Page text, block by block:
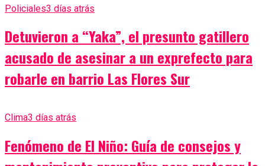
Policiales3 días atrás
Detuvieron a “Yaka”, el presunto gatillero
acusado de asesinar a un exprefecto para
robarle en barrio Las Flores Sur
Clima3 días atrás
Fenómeno de El Niño: Guía de consejos y